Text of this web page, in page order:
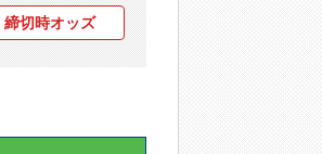
締切時オッズ